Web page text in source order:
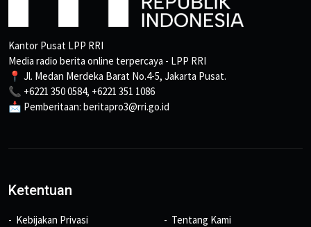
Kantor Pusat LPP RRI
Media radio berita online terpercaya - LPP RRI
📍 Jl. Medan Merdeka Barat No.4-5, Jakarta Pusat.
📞 +6221 350 0584, +6221 351 1086
📩 Pemberitaan: beritapro3@rri.go.id
Ketentuan
Kebijakan Privasi
Tentang Kami